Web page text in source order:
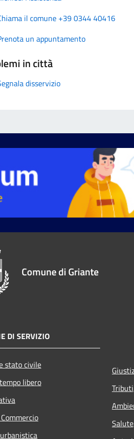
il comune +39 0344 40416
un appuntamento
in città
disservizio
Comune di Griante
DI SERVIZIO
stato civile
libero